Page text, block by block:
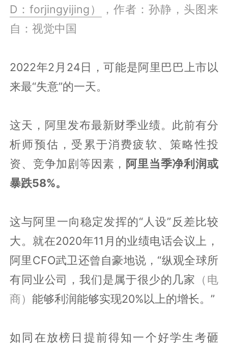
D：forjingyijing）
，作者：孙静，头图来
自：视觉中国
2022年2月24日，可能是阿里巴巴上市以
来最“失意”的一天。
这天，阿里发布最新财季业绩。此前有分
析师预估，受累于消费疲软、策略性投
资、竞争加剧等因素， 阿里当季净利润或
暴跌58%。
这与阿里一向稳定发挥的“人设”反差比较
大。就在2020年11月的业绩电话会议上，
阿里CFO武卫还曾自豪地说，“纵观全球所
有同业公司，我们是属于很少的几家 （电
商）能够利润能够实现20%以上的增长。”
如同在放榜日提前得知一个好学生考砸